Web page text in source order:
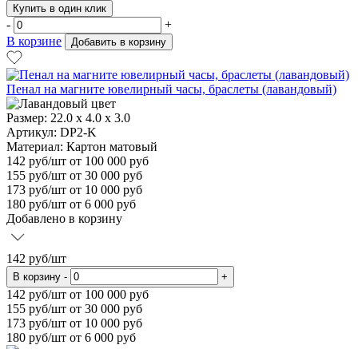
Купить в один клик
-
+
В корзине
Добавить в корзину
Пенал на магните ювелирный часы, браслеты (лавандовый)
Размер: 22.0 x 4.0 x 3.0
Артикул: DP2-K
Материал: Картон матовый
142 руб/шт от 100 000 руб
155 руб/шт от 30 000 руб
173 руб/шт от 10 000 руб
180 руб/шт от 6 000 руб
Добавлено в корзину
142 руб/шт
В корзину - +
142 руб/шт от 100 000 руб
155 руб/шт от 30 000 руб
173 руб/шт от 10 000 руб
180 руб/шт от 6 000 руб